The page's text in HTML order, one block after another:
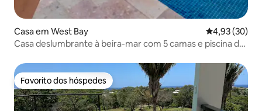
Casa em West Bay Classificação
4,93 (30)
Casa deslumbrante à beira-mar com 5 camas e piscina de
Favorito dos hóspedes
Favorito dos hóspedes